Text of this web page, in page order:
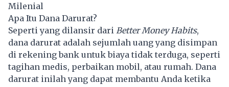
Milenial
Apa Itu Dana Darurat?
Seperti yang dilansir dari Better Money Habits,
dana darurat adalah sejumlah uang yang disimpan
di rekening bank untuk biaya tidak terduga, seperti
tagihan medis, perbaikan mobil, atau rumah. Dana
darurat inilah yang dapat membantu Anda ketika